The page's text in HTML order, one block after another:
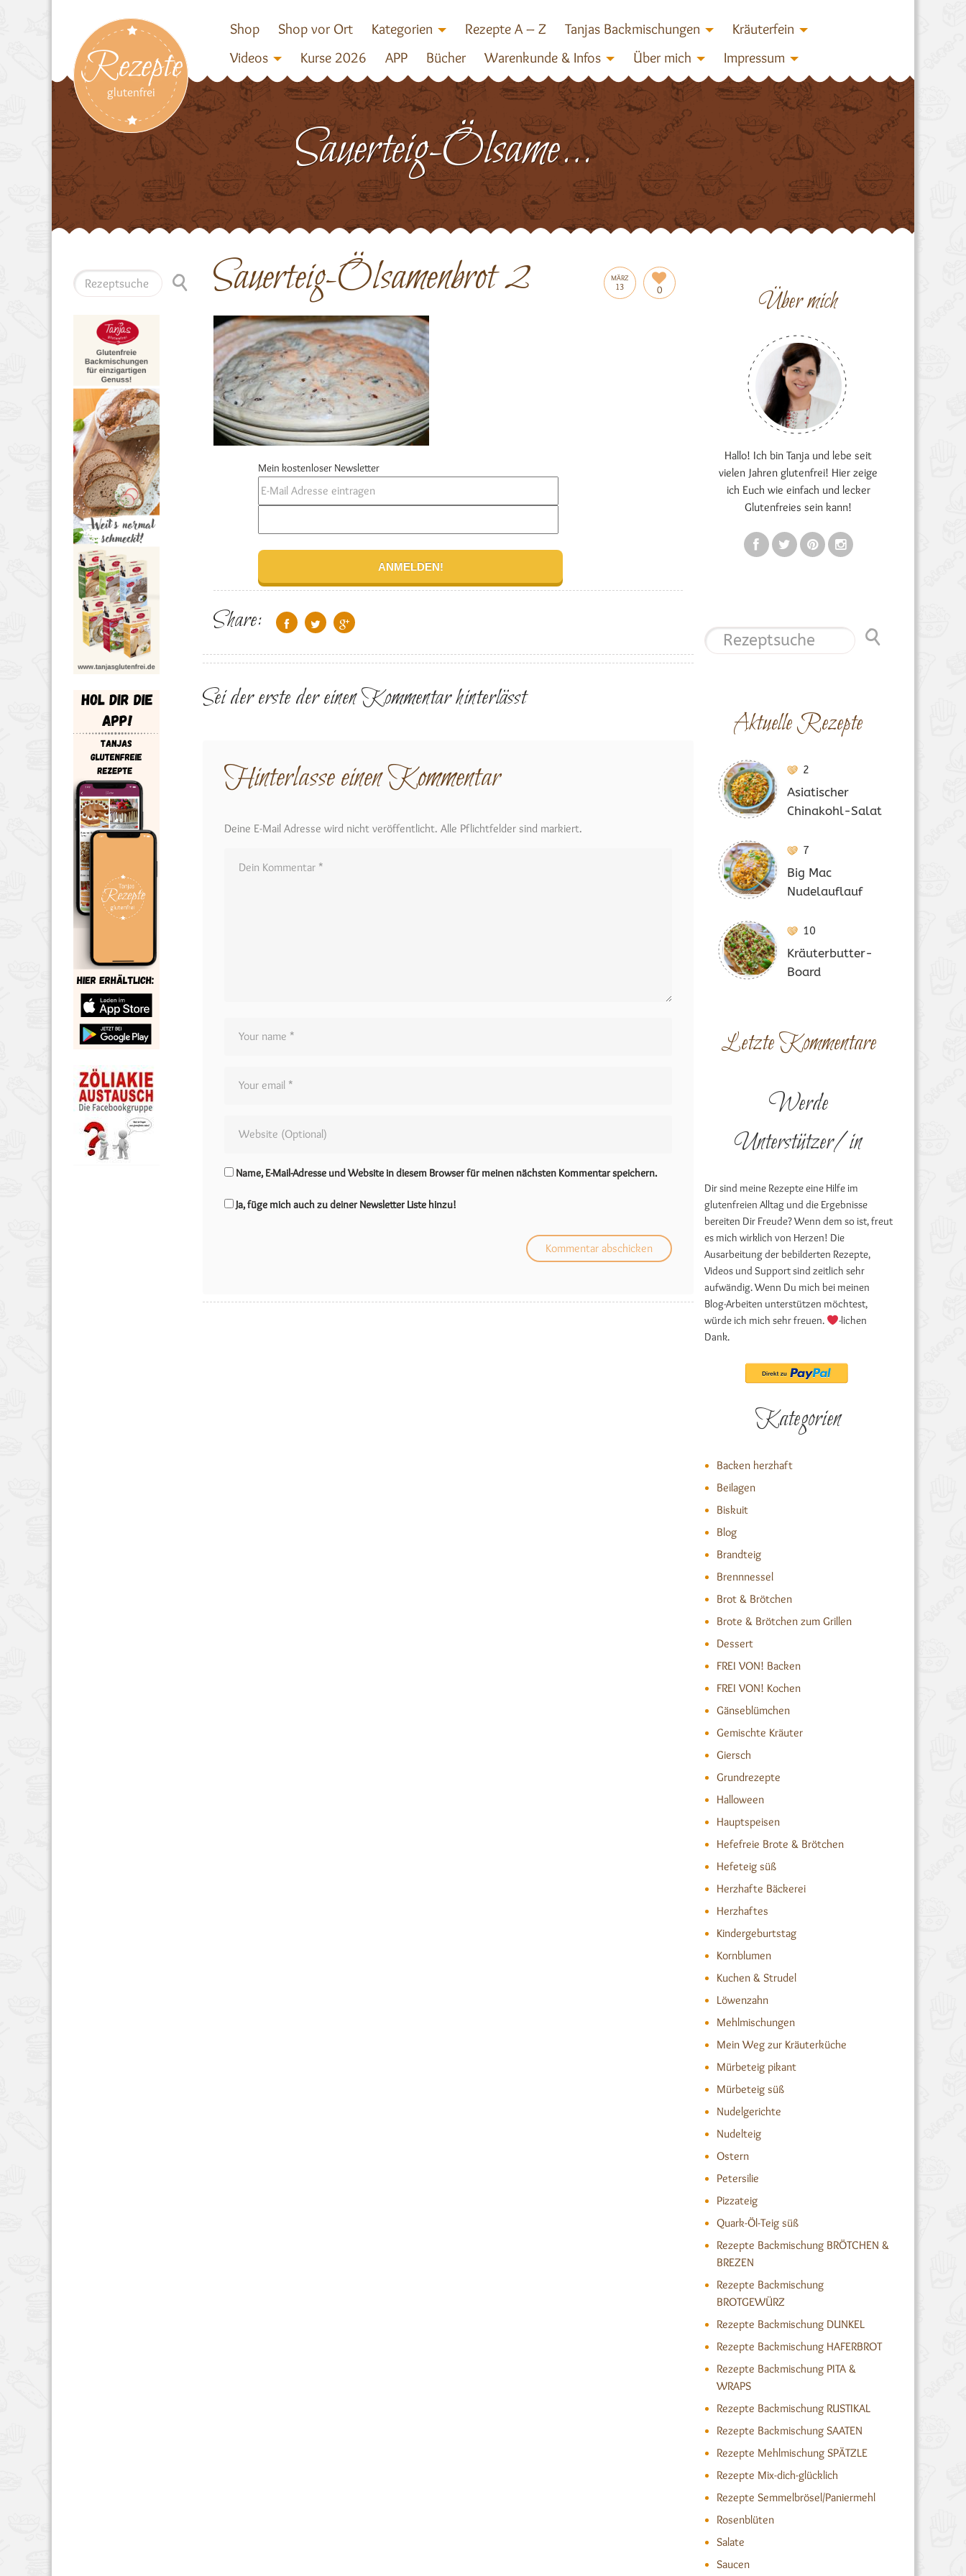
Rezepte
glutenfrei
Shop Shop vor Ort Kategorien Rezepte A – Z Tanjas Backmischungen
Kräuterfein
Videos
Kurse 2026 APP Bücher Warenkunde & Infos Über mich Impressum
Sauerteig-Ölsamenbrot 2
MÄRZ
13 0
Sauerteig-Ölsamenbrot 2
Mein kostenloser Newsletter
Share:
Sei der erste der einen Kommentar hinterlässt
Hinterlasse einen Kommentar
Deine E-Mail Adresse wird nicht veröffentlicht. Alle Pflichtfelder sind markiert.
Name, E-Mail-Adresse und Website in diesem Browser für meinen nächsten Kommentar speichern.
Ja, füge mich auch zu deiner Newsletter Liste hinzu!
Über mich
Hallo! Ich bin Tanja und lebe seit
vielen Jahren glutenfrei! Hier zeige
ich Euch wie einfach und lecker
Glutenfreies sein kann!
Aktuelle Rezepte
2
Asiatischer
Chinakohl-Salat
7
Big Mac
Nudelauflauf
10
Kräuterbutter-
Board
Letzte Kommentare
Werde
Unterstützer/in
Dir sind meine Rezepte eine Hilfe im
glutenfreien Alltag und die Ergebnisse
bereiten Dir Freude? Wenn dem so ist, freut
es mich wirklich von Herzen! Die
Ausarbeitung der bebilderten Rezepte,
Videos und Support sind zeitlich sehr
aufwändig. Wenn Du mich bei meinen
Blog-Arbeiten unterstützen möchtest,
würde ich mich sehr freuen.
-lichen
Dank.
Kategorien
Backen herzhaft
Beilagen
Biskuit
Blog
Brandteig
Brennnessel
Brot & Brötchen
Brote & Brötchen zum Grillen
Dessert
FREI VON! Backen
FREI VON! Kochen
Gänseblümchen
Gemischte Kräuter
Giersch
Grundrezepte
Halloween
Hauptspeisen
Hefefreie Brote & Brötchen
Hefeteig süß
Herzhafte Bäckerei
Herzhaftes
Kindergeburtstag
Kornblumen
Kuchen & Strudel
Löwenzahn
Mehlmischungen
Mein Weg zur Kräuterküche
Mürbeteig pikant
Mürbeteig süß
Nudelgerichte
Nudelteig
Ostern
Petersilie
Pizzateig
Quark-Öl-Teig süß
Rezepte Backmischung BRÖTCHEN &
BREZEN
Rezepte Backmischung
BROTGEWÜRZ
Rezepte Backmischung DUNKEL
Rezepte Backmischung HAFERBROT
Rezepte Backmischung PITA &
WRAPS
Rezepte Backmischung RUSTIKAL
Rezepte Backmischung SAATEN
Rezepte Mehlmischung SPÄTZLE
Rezepte Mix-dich-glücklich
Rezepte Semmelbrösel/Paniermehl
Rosenblüten
Salate
Saucen